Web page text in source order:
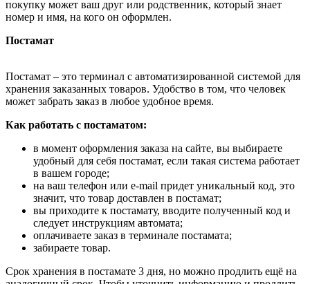
покупку может ваш друг или родственник, который знает
номер и имя, на кого он оформлен.
Постамат
Постамат – это терминал с автоматизированной системой для
хранения заказанных товаров. Удобство в том, что человек
может забрать заказ в любое удобное время.
Как работать с постаматом:
в момент оформления заказа на сайте, вы выбираете
удобный для себя постамат, если такая система работает
в вашем городе;
на ваш телефон или e-mail придет уникальный код, это
значит, что товар доставлен в постамат;
вы приходите к постамату, вводите полученный код и
следует инструкциям автомата;
оплачиваете заказ в терминале постамата;
забираете товар.
Срок хранения в постамате 3 дня, но можно продлить ещё на